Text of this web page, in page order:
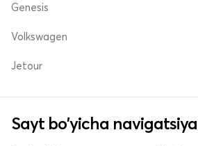
Genesis
Volkswagen
Jetour
Sayt bo'yicha